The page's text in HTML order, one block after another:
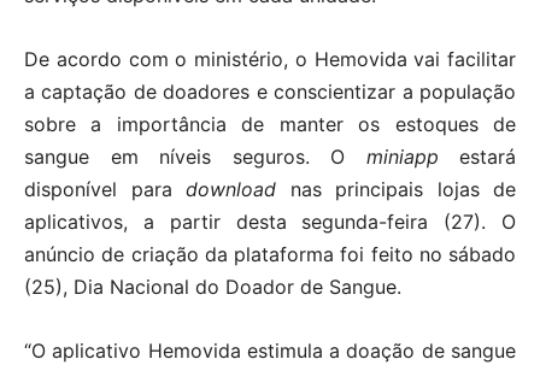
De acordo com o ministério, o Hemovida vai facilitar
a captação de doadores e conscientizar a população
sobre a importância de manter os estoques de
sangue em níveis seguros. O miniapp estará
disponível para download nas principais lojas de
aplicativos, a partir desta segunda-feira (27). O
anúncio de criação da plataforma foi feito no sábado
(25), Dia Nacional do Doador de Sangue.
“O aplicativo Hemovida estimula a doação de sangue